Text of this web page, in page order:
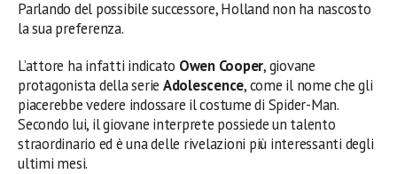
Parlando del possibile successore, Holland non ha nascosto
la sua preferenza.
L’attore ha infatti indicato Owen Cooper, giovane
protagonista della serie Adolescence, come il nome che gli
piacerebbe vedere indossare il costume di Spider-Man.
Secondo lui, il giovane interprete possiede un talento
straordinario ed è una delle rivelazioni più interessanti degli
ultimi mesi.